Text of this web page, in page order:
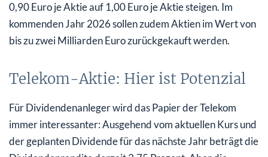
0,90 Euro je Aktie auf 1,00 Euro je Aktie steigen. Im
kommenden Jahr 2026 sollen zudem Aktien im Wert von
bis zu zwei Milliarden Euro zurückgekauft werden.
Telekom-Aktie: Hier ist Potenzial
Für Dividendenanleger wird das Papier der Telekom
immer interessanter: Ausgehend vom aktuellen Kurs und
der geplanten Dividende für das nächste Jahr beträgt die